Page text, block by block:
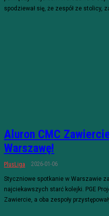
spodziewał się, że zespół ze stolicy,
Aluron CMC
Warszawę!
PlusLiga 2026-01-06
Styczniowe spotkanie w Warszawie
najciekawszych starć kolejki. PGE
Zawiercie, a oba zespoły